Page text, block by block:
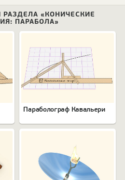
«КОНИЧЕСКИЕ
ПАРАБОЛА»
Параболограф Кавальери